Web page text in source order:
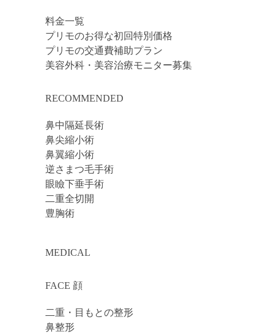
料金一覧
プリモのお得な初回特別価格
プリモの交通費補助プラン
美容外科・美容治療モニター募集
RECOMMENDED
鼻中隔延長術
鼻尖縮小術
鼻翼縮小術
逆さまつ毛手術
眼瞼下垂手術
二重全切開
豊胸術
MEDICAL
FACE 顔
二重・目もとの整形
鼻整形